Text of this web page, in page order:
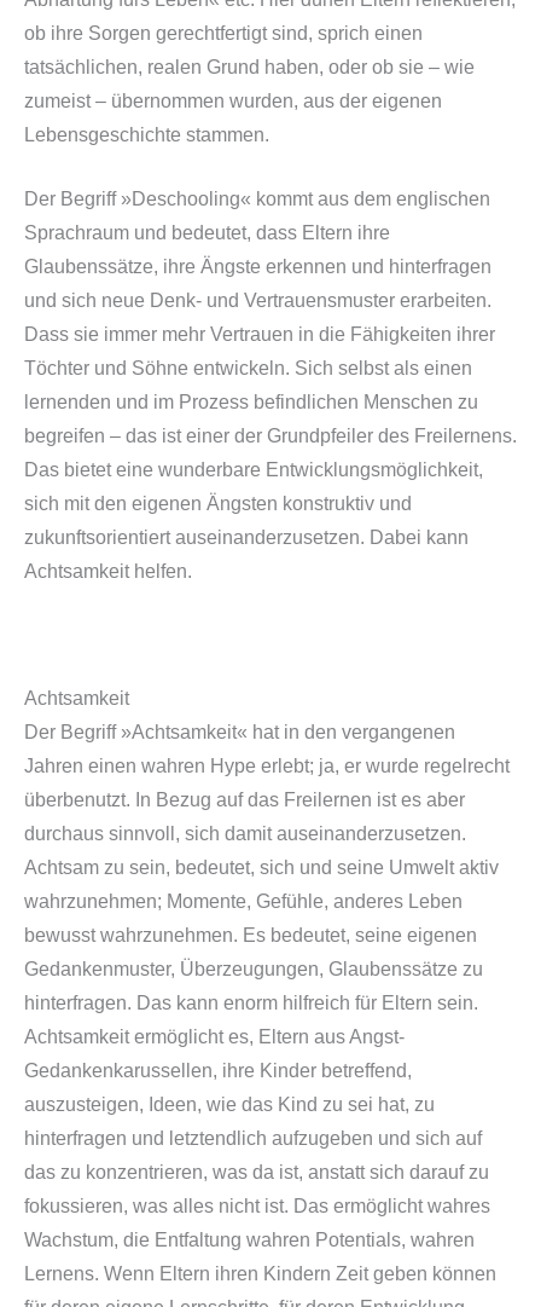
ob ihre Sorgen gerechtfertigt sind, sprich einen
tatsächlichen, realen Grund haben, oder ob sie – wie
zumeist – übernommen wurden, aus der eigenen
Lebensgeschichte stammen.
Der Begriff »Deschooling« kommt aus dem englischen
Sprachraum und bedeutet, dass Eltern ihre
Glaubenssätze, ihre Ängste erkennen und hinterfragen
und sich neue Denk- und Vertrauensmuster erarbeiten.
Dass sie immer mehr Vertrauen in die Fähigkeiten ihrer
Töchter und Söhne entwickeln. Sich selbst als einen
lernenden und im Prozess befindlichen Menschen zu
begreifen – das ist einer der Grundpfeiler des Freilernens.
Das bietet eine wunderbare Entwicklungsmöglichkeit,
sich mit den eigenen Ängsten konstruktiv und
zukunftsorientiert auseinanderzusetzen. Dabei kann
Achtsamkeit helfen.
Achtsamkeit
Der Begriff »Achtsamkeit« hat in den vergangenen
Jahren einen wahren Hype erlebt; ja, er wurde regelrecht
überbenutzt. In Bezug auf das Freilernen ist es aber
durchaus sinnvoll, sich damit auseinanderzusetzen.
Achtsam zu sein, bedeutet, sich und seine Umwelt aktiv
wahrzunehmen; Momente, Gefühle, anderes Leben
bewusst wahrzunehmen. Es bedeutet, seine eigenen
Gedankenmuster, Überzeugungen, Glaubenssätze zu
hinterfragen. Das kann enorm hilfreich für Eltern sein.
Achtsamkeit ermöglicht es, Eltern aus Angst-
Gedankenkarussellen, ihre Kinder betreffend,
auszusteigen, Ideen, wie das Kind zu sei hat, zu
hinterfragen und letztendlich aufzugeben und sich auf
das zu konzentrieren, was da ist, anstatt sich darauf zu
fokussieren, was alles nicht ist. Das ermöglicht wahres
Wachstum, die Entfaltung wahren Potentials, wahren
Lernens. Wenn Eltern ihren Kindern Zeit geben können